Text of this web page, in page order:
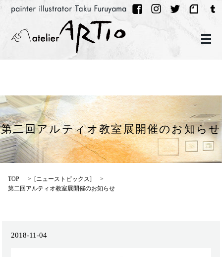
メ
第二回アルティオ教室展開催のお知らせ
TOP [ニューストピックス]
第二回アルティオ教室展開催のお知らせ
2018-11-04